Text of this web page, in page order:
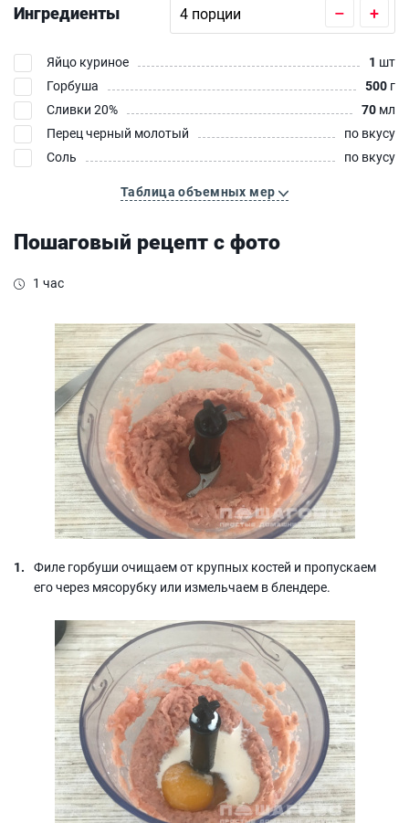
Ингредиенты – +
Яйцо куриное 1 шт
Горбуша
500 г
Сливки 20%
70 мл
Перец черный молотый
по вкусу
Соль
по вкусу
Таблица объемных мер
Пошаговый рецепт с фото
1 час
Филе горбуши очищаем от крупных костей и пропускаем
его через мясорубку или измельчаем в блендере.